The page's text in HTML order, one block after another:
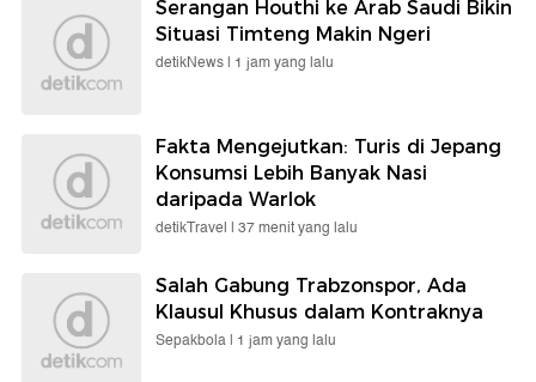
Serangan Houthi ke Arab Saudi Bikin
Situasi Timteng Makin Ngeri
detikNews | 1 jam yang lalu
Fakta Mengejutkan: Turis di Jepang
Konsumsi Lebih Banyak Nasi
daripada Warlok
detikTravel | 37 menit yang lalu
Salah Gabung Trabzonspor, Ada
Klausul Khusus dalam Kontraknya
Sepakbola | 1 jam yang lalu